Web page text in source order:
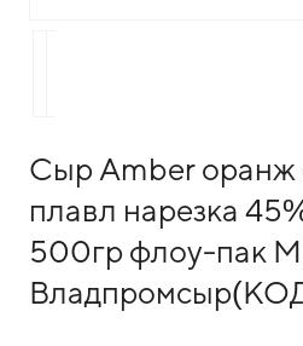
Сыр Amber оранж
плавл нарезка
500гр флоу-пак